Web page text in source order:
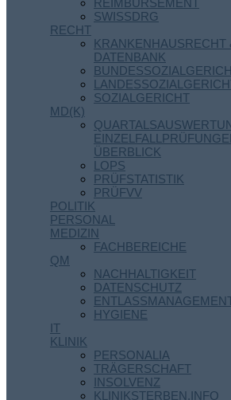
SWISSDRG
RECHT
KRANKENHAUSRECHT
DATENBANK
SOZIALGERICHT
MD(K)
ÜBERBLICK
LOPS
PRÜFSTATISTIK
PRÜFVV
POLITIK
PERSONAL
MEDIZIN
FACHBEREICHE
QM
NACHHALTIGKEIT
DATENSCHUTZ
HYGIENE
IT
KLINIK
PERSONALIA
TRÄGERSCHAFT
INSOLVENZ
KLINIKSTERBEN.INFO